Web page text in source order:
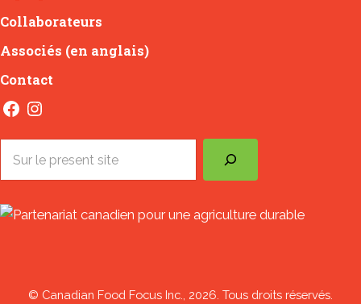
Collaborateurs
Associés (en anglais)
Contact
Facebook
Instagram
© Canadian Food Focus Inc., 2026. Tous droits réservés.